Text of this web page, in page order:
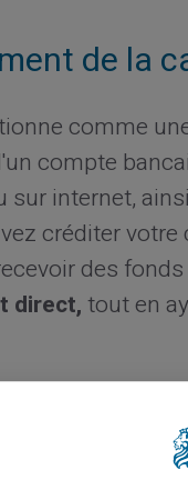
de la
comme
compte
internet,
créditer votre
des
direct,tout en
prépayée